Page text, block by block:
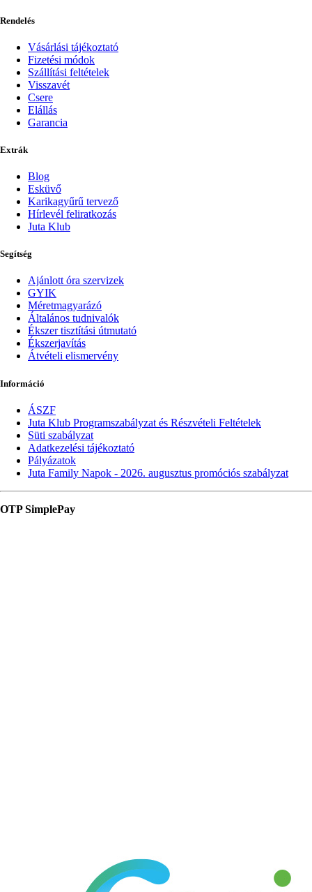
Rendelés
Vásárlási tájékoztató
Fizetési módok
Szállítási feltételek
Visszavét
Csere
Elállás
Garancia
Extrák
Blog
Esküvő
Karikagyűrű tervező
Hírlevél feliratkozás
Juta Klub
Segítség
Ajánlott óra szervizek
GYIK
Méretmagyarázó
Általános tudnivalók
Ékszer tisztítási útmutató
Ékszerjavítás
Átvételi elismervény
Információ
ÁSZF
Juta Klub Programszabályzat és Részvételi Feltételek
Süti szabályzat
Adatkezelési tájékoztató
Pályázatok
Juta Family Napok - 2026. augusztus promóciós szabályzat
OTP SimplePay